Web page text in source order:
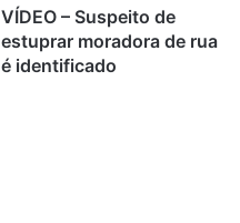
VÍDEO – Suspeito de
estuprar moradora de rua
é identificado